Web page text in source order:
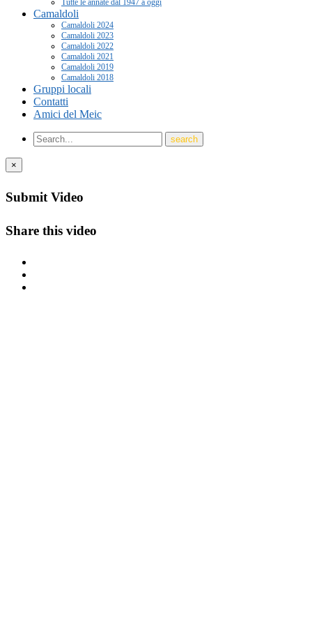
Tutte le annate dal 1947 a oggi
Camaldoli
Camaldoli 2024
Camaldoli 2023
Camaldoli 2022
Camaldoli 2021
Camaldoli 2019
Camaldoli 2018
Gruppi locali
Contatti
Amici del Meic
×
Submit Video
Share this video